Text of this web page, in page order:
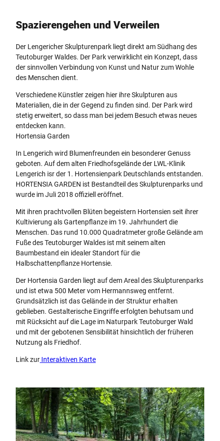
Spazierengehen und Verweilen
Der Lengericher Skulpturenpark liegt direkt am Südhang des
Teutoburger Waldes. Der Park verwirklicht ein Konzept, dass
der sinnvollen Verbindung von Kunst und Natur zum Wohle
des Menschen dient.
Verschiedene Künstler zeigen hier ihre Skulpturen aus
Materialien, die in der Gegend zu finden sind. Der Park wird
stetig erweitert, so dass man bei jedem Besuch etwas neues
entdecken kann.
Hortensia Garden
In Lengerich wird Blumenfreunden ein besonderer Genuss
geboten. Auf dem alten Friedhofsgelände der LWL-Klinik
Lengerich isr der 1. Hortensienpark Deutschlands entstanden.
HORTENSIA GARDEN ist Bestandteil des Skulpturenparks und
wurde im Juli 2018 offiziell eröffnet.
Mit ihren prachtvollen Blüten begeistern Hortensien seit ihrer
Kultivierung als Gartenpflanze im 19. Jahrhundert die
Menschen. Das rund 10.000 Quadratmeter große Gelände am
Fuße des Teutoburger Waldes ist mit seinem alten
Baumbestand ein idealer Standort für die
Halbschattenpflanze Hortensie.
Der Hortensia Garden liegt auf dem Areal des Skulpturenparks
und ist etwa 500 Meter vom Hermannsweg entfernt.
Grundsätzlich ist das Gelände in der Struktur erhalten
geblieben. Gestalterische Eingriffe erfolgten behutsam und
mit Rücksicht auf die Lage im Naturpark Teutoburger Wald
und mit der gebotenen Sensibilität hinsichtlich der früheren
Nutzung als Friedhof.
Link zur Interaktiven Karte